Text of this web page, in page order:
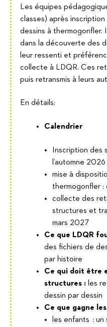
Les équipes
classes) après
dessins à thermogonfler.
dans la découverte des
leur ressenti et
collecte à LDQR. Ces
puis retransmis à leurs
En détails:
Calendrier
Inscription des
l’automne 2026
mise à
thermogonfler
collecte des
structures et
mars 2027
Ce que LDQR
des fichiers de
par histoire
Ce qui doit être
structures : les
dessin par dessin
Ce que gagne
les enfants :